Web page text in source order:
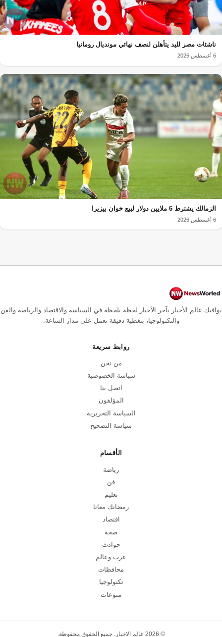
ناشئات مصر لليد يتأهلن لنصف نهائي مونديال رومانيا
6 أغسطس 2026
الزمالك يشترط 6 ملايين دولار لبيع خوان بيزيرا
6 أغسطس 2026
يوافيك عالم الأخبار بآخر الأخبار لحظة بلحظة في السياسة والاقتصاد والرياضة والفن
والتكنولوجيا، بتغطية دقيقة تعمل على مدار الساعة.
روابط سريعة
من نحن
سياسة الخصوصية
اتصل بنا
المؤلفون
السياسة التحريرية
سياسة التصحيح
الأقسام
رياضة
فن
تعليم
رمضانك معانا
اقتصاد
صحة
حوادث
عرب وعالم
محافظات
تكنولوجيا
منوعات
© 2026 عالم الاخبار. جميع الحقوق محفوظة.